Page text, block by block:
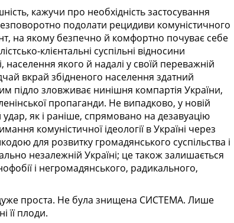
кажучи про необхідність застосування
подолати рецидиви комуністичного
на якому безпечно й комфортно почуває себе
клієнтальні суспільні відносини
якого й надалі у своїй переважній
вкрай збідненого населення здатний
підло зловживає нинішня компартія України,
пропаганди. Не випадково, у новій
удар, як і раніше, спрямовано на дезавуацію
комуністичної ідеології в Україні через
для розвитку громадянського суспільства і
незалежній Україні; це також залишається
і негромадянського, радикального,
проста. Не була знищена СИСТЕМА. Лише
її плоди.